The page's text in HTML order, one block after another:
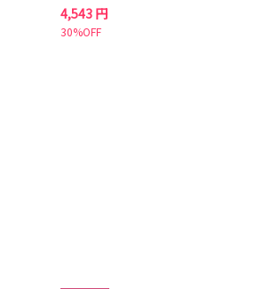
4,543 円
30%OFF